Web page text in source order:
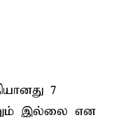
7
இல்லை என